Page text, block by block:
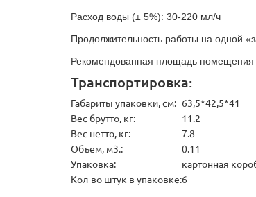
Расход воды (± 5%): 30-220 мл/ч
Продолжительность работы на одной
Рекомендованная площадь
Транспортировка:
Габариты упаковки, см: 63,5*42,5*41
Вес брутто, кг:
11.2
Вес нетто, кг:
7.8
Объем, м3.:
0.11
Упаковка:
картонная
Кол-во штук в упаковке:6